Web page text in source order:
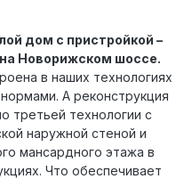
дом с пристройкой –
Новорижском шоссе.
в наших технологиях
А реконструкция
третьей технологии с
наружной стеной и
мансардного этажа в
Что обеспечивает